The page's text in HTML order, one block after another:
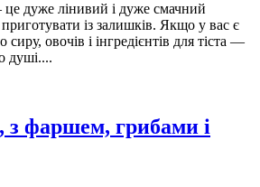
дуже лінивий і дуже смачний
із залишків. Якщо у вас є
овочів і інгредієнтів для тіста —
душі....
з фаршем, грибами і